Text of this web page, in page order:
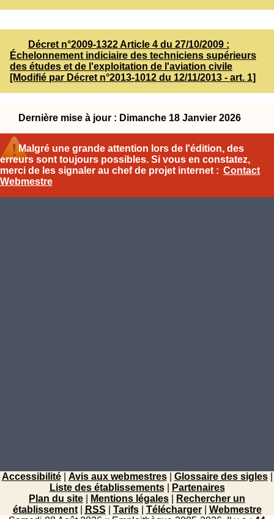
Décret n°2009-1322 Article 4 du 27/10/2009 :
Échelonnement indiciaire des techniciens supérieurs
des études et de l'exploitation de l'aviation civile
[Modifié par Décret n°2013-1012 du 12/11/2013 - art. 1]
Dernière mise à jour : Dimanche 18 Janvier 2026
Malgré une grande attention lors de l'édition, des
erreurs sont toujours possibles. Si vous en constatez,
merci de les signaler au chef de projet internet : Contact
Webmestre
Accessibilité| Avis aux webmestres| Glossaire des sigles|
Liste des établissements|
Partenaires
Plan du site
Mentions légales
Rechercher un
établissement| RSS Tarifs| Télécharger| Webmestre